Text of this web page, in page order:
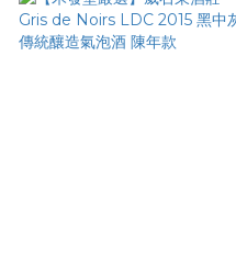
氣泡酒